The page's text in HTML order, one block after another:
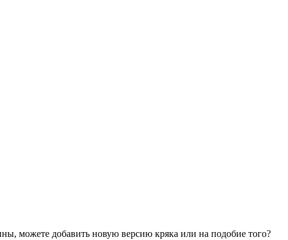
можете добавить новую версию кряка или на подобие того?